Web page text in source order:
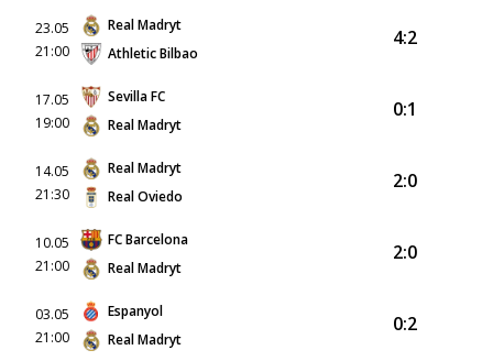
23.05
21:00
Real Madryt
Athletic Bilbao
4:2
17.05
19:00
Sevilla FC
Real Madryt
0:1
14.05
21:30
Real Madryt
Real Oviedo
2:0
10.05
21:00
FC Barcelona
Real Madryt
2:0
03.05
21:00
Espanyol
Real Madryt
0:2